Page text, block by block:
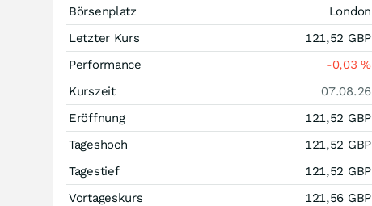
Börsenplatz
London
Letzter Kurs
121,52 GBP
Performance
-0,03%
Kurszeit
07.08.26
Eröffnung
121,52 GBP
Tageshoch
121,52 GBP
Tagestief
121,52 GBP
Vortageskurs
121,56 GBP